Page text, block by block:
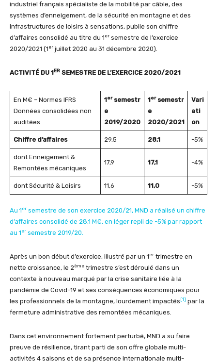
industriel français spécialiste de la mobilité par câble, des
systèmes d’enneigement, de la sécurité en montagne et des
infrastructures de loisirs à sensations, publie son chiffre
d’affaires consolidé au titre du 1er semestre de l’exercice
2020/2021 (1er juillet 2020 au 31 décembre 2020).
ACTIVITÉ DU 1ER SEMESTRE DE L’EXERCICE 2020/2021
En M€ – Normes IFRS
Données consolidées non
auditées
1ersemestr
e
2019/2020
1ersemestr
e
2020/2021
Vari
ati
on
Chiffre d’affaires 29,5 28,1 -5%
dont Enneigement &
Remontées mécaniques
17,9 17,1 -4%
dont Sécurité & Loisirs 11,6 11,0 -5%
Au 1er semestre de son exercice 2020/21, MND a réalisé un chiffre
d’affaires consolidé de 28,1 M€, en léger repli de -5% par rapport
au 1er semestre 2019/20.
Après un bon début d’exercice, illustré par un 1er trimestre en
nette croissance, le 2ème trimestre s’est déroulé dans un
contexte à nouveau marqué par la crise sanitaire liée à la
pandémie de Covid-19 et ses conséquences économiques pour
les professionnels de la montagne, lourdement impactés[1] par la
fermeture administrative des remontées mécaniques.
Dans cet environnement fortement perturbé, MND a su faire
preuve de résilience, tirant parti de son offre globale multi-
activités 4 saisons et de sa présence internationale multi-